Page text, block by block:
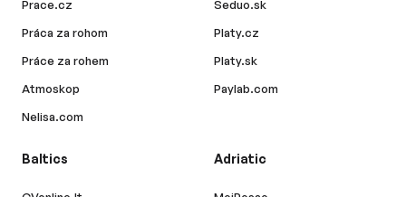
Prace.cz
Práca za rohom
Práce za rohem
Atmoskop
Nelisa.com
Seduo.sk
Platy.cz
Platy.sk
Paylab.com
Baltics Adriatic